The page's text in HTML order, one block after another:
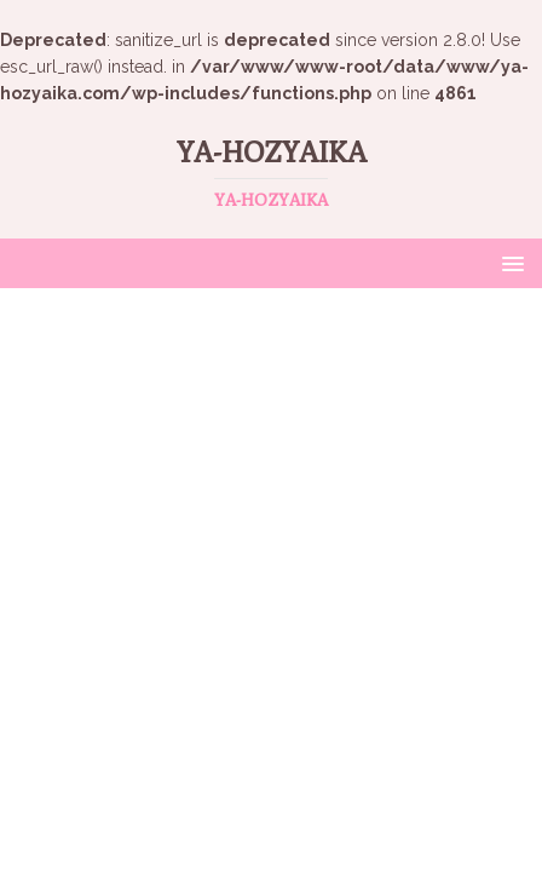
Deprecated : sanitize_url is deprecated since version 2.8.0! Use
esc_url_raw() instead. in /var/www/www-root/data/www/ya-
hozyaika.com/wp-includes/functions.php on line 4861
YA-HOZYAIKA
YA-HOZYAIKA